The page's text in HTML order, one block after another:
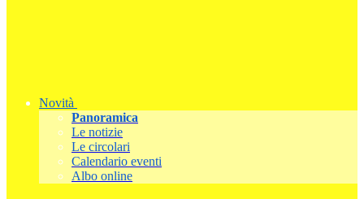
Novità
Panoramica
Le notizie
Le circolari
Calendario eventi
Albo online